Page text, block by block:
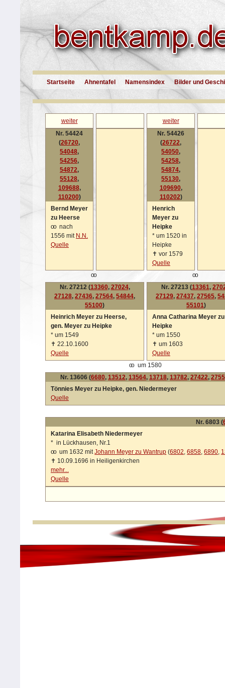
Startseite Ahnentafel Namensindex Bilder und
weiter
weiter
Nr. 54424
(26720,
54048,
54256,
54872,
55128,
109688,
110200)
Bernd Meyer
zu Heerse
oo nach
1556 mit N.N.
Quelle
Nr. 54426
(26722,
54050,
54258,
54874,
55130,
109690,
110202)
Henrich
Meyer zu
Heipke
* um 1520 in
Heipke
✝ vor 1579
Quelle
oo
oo
Nr. 27212 (13360, 27024,
27128, 27436, 27564, 54844,
55100)
Heinrich Meyer zu Heerse,
gen. Meyer zu Heipke
* um 1549
✝ 22.10.1600
Quelle
Nr. 27213 (13361,
27129, 27437, 27565,
55101)
Anna Catharina Meyer zu
Heipke
* um 1550
✝ um 1603
Quelle
oo um 1580
Nr. 13606 (6680, 13512, 13564, 13718, 13782, 27422,
Tönnies Meyer zu Heipke, gen. Niedermeyer
Quelle
Nr. 6803 (
Katarina Elisabeth Niedermeyer
* in Lückhausen, Nr.1
oo um 1632 mitJohann Meyer zu Wantrup (6802,6858,6890,
✝ 10.09.1696 in Heiligenkirchen
mehr...
Quelle